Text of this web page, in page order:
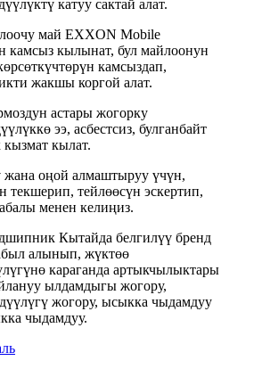
катуу сактай алат.
май EXXON Mobile
камсыз кылынат, бул майлоонун
камсыздап,
жакшы коргой алат.
астары жогорку
ээ, асбестсиз, булганбайт
кызмат кылат.
жана оңой алмаштыруу үчүн,
текшерип, тейлөөсүн эскертип,
менен келиңиз.
Кытайда белгилүү бренд
алынып, жүктөө
караганда артыкчылыктары
ылдамдыгы жогору,
жогору, ысыкка чыдамдуу
чыдамдуу.